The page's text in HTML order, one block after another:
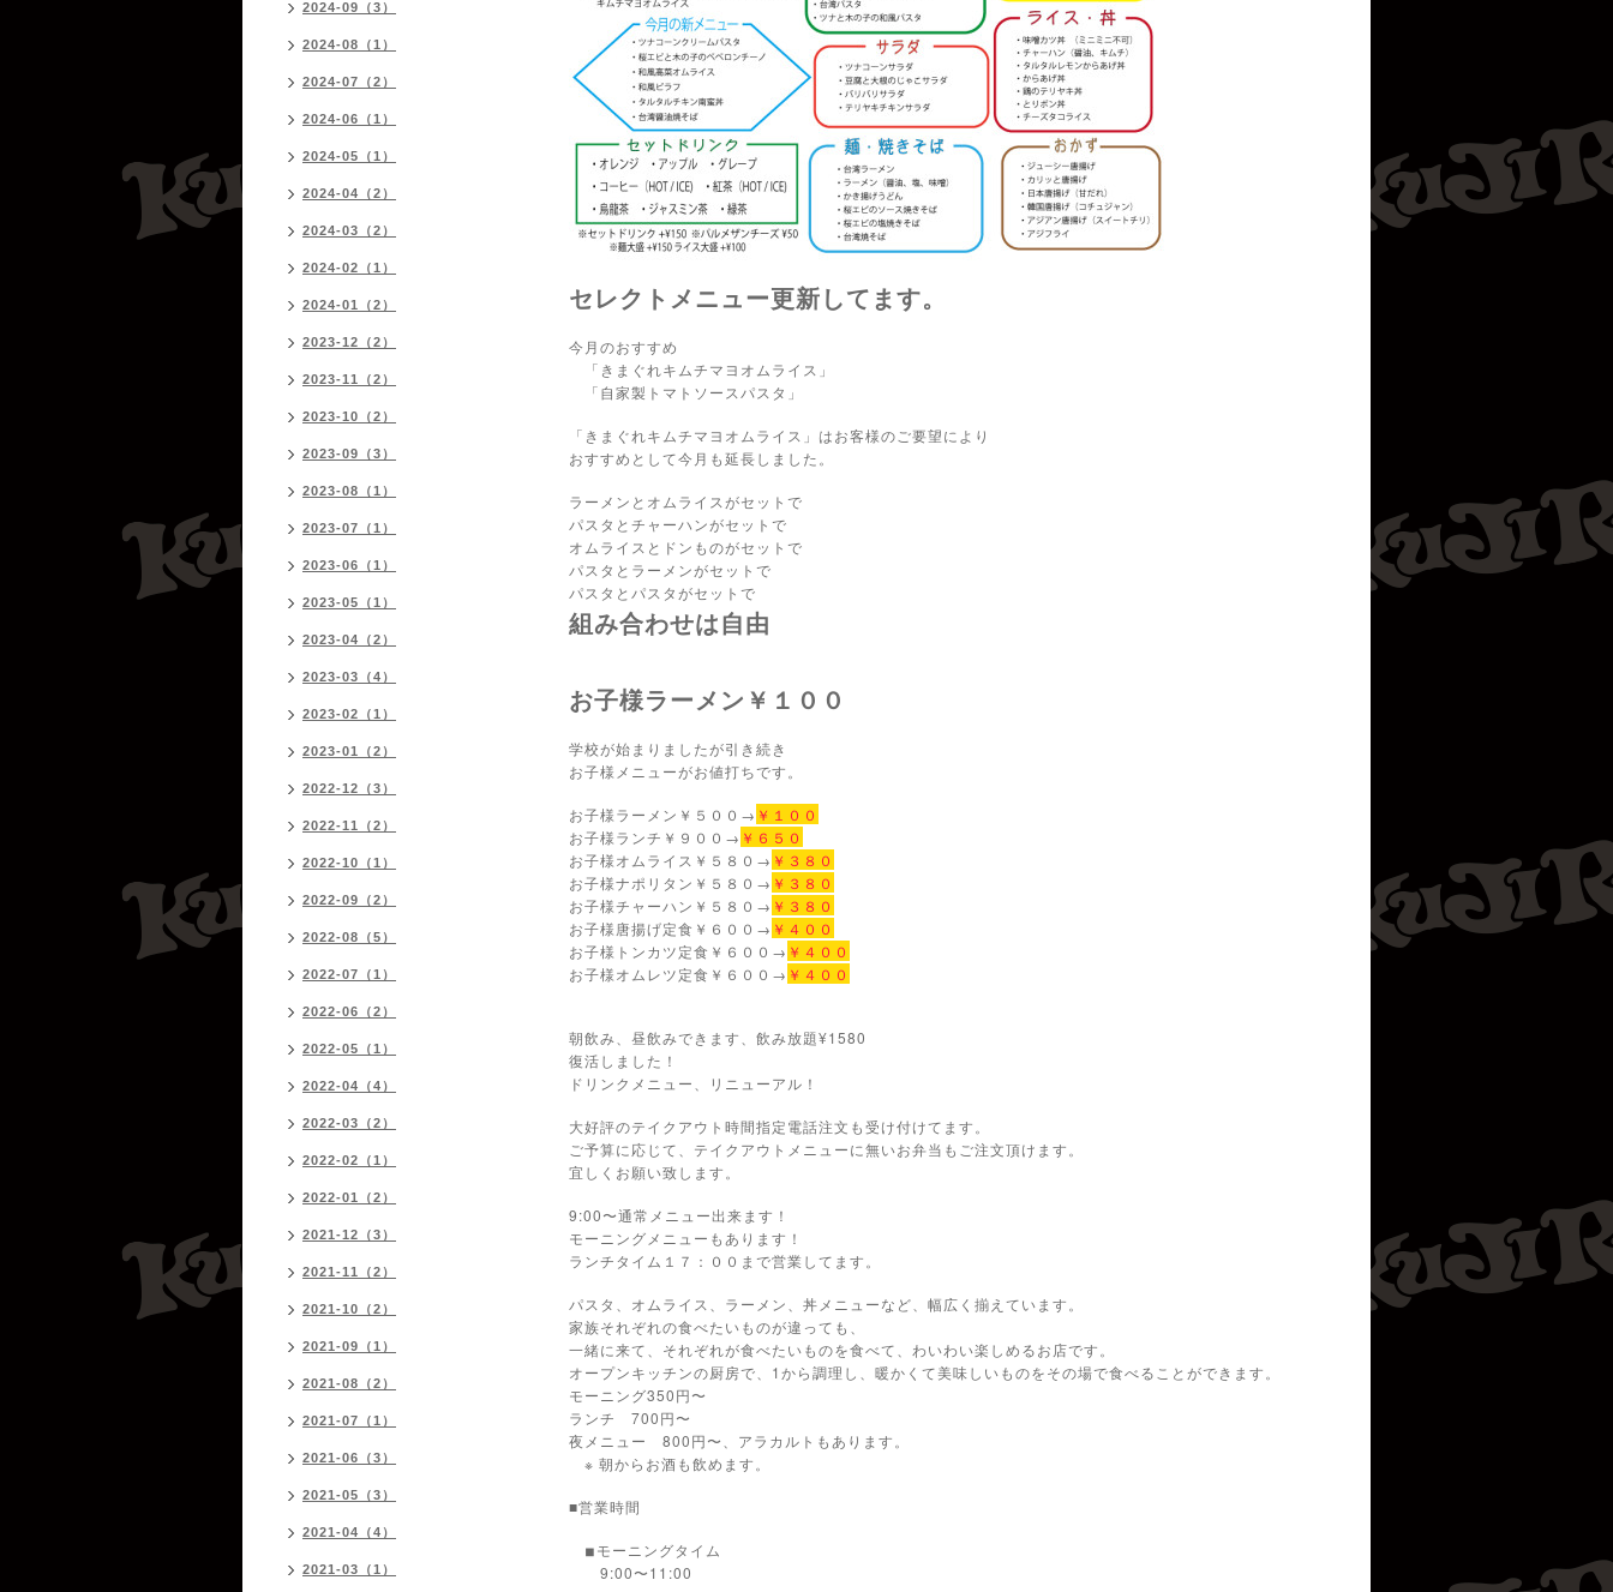
セレクトメニュー更新してます。
今月のおすすめ
「きまぐれキムチマヨオムライス」
「自家製トマトソースパスタ」
「きまぐれキムチマヨオムライス」はお客様のご要望により
おすすめとして今月も延長しました。
ラーメンとオムライスがセットで
パスタとチャーハンがセットで
オムライスとドンものがセットで
パスタとラーメンがセットで
パスタとパスタがセットで
組み合わせは自由
お子様ラーメン￥１００
学校が始まりましたが引き続き
お子様メニューがお値打ちです。
お子様ラーメン￥５００→ ￥１００
お子様ランチ￥９００→ ￥６５０
お子様オムライス￥５８０→ ￥３８０
お子様ナポリタン￥５８０→ ￥３８０
お子様チャーハン￥５８０→ ￥３８０
お子様唐揚げ定食￥６００→ ￥４００
お子様トンカツ定食￥６００→ ￥４００
お子様オムレツ定食￥６００→ ￥４００
朝飲み、昼飲みできます、飲み放題¥1580
復活しました！
ドリンクメニュー、リニューアル！
大好評のテイクアウト時間指定電話注文も受け付けてます。
ご予算に応じて、テイクアウトメニューに無いお弁当もご注文頂けます。
宜しくお願い致します。
9:00〜通常メニュー出来ます！
モーニングメニューもあります！
ランチタイム１７：００まで営業してます。
パスタ、オムライス、ラーメン、丼メニューなど、幅広く揃えています。
家族それぞれの食べたいものが違っても、
一緒に来て、それぞれが食べたいものを食べて、わいわい楽しめるお店です。
オープンキッチンの厨房で、1から調理し、暖かくて美味しいものをその場で食べることができます。
モーニング350円〜
ランチ 700円〜
夜メニュー 800円〜、アラカルトもあります。
※ 朝からお酒も飲めます。
■営業時間
◾︎ モーニングタイム
9:00〜11:00
2024-09（3）
2024-08（1）
2024-07（2）
2024-06（1）
2024-05（1）
2024-04（2）
2024-03（2）
2024-02（1）
2024-01（2）
2023-12（2）
2023-11（2）
2023-10（2）
2023-09（3）
2023-08（1）
2023-07（1）
2023-06（1）
2023-05（1）
2023-04（2）
2023-03（4）
2023-02（1）
2023-01（2）
2022-12（3）
2022-11（2）
2022-10（1）
2022-09（2）
2022-08（5）
2022-07（1）
2022-06（2）
2022-05（1）
2022-04（4）
2022-03（2）
2022-02（1）
2022-01（2）
2021-12（3）
2021-11（2）
2021-10（2）
2021-09（1）
2021-08（2）
2021-07（1）
2021-06（3）
2021-05（3）
2021-04（4）
2021-03（1）